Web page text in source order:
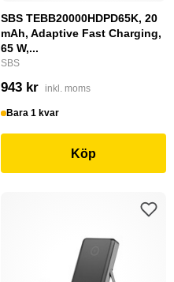
SBS TEBB20000HDPD65K, 20
mAh, Adaptive Fast Charging,
65 W,...
SBS
943 kr inkl. moms
Bara 1 kvar
Köp